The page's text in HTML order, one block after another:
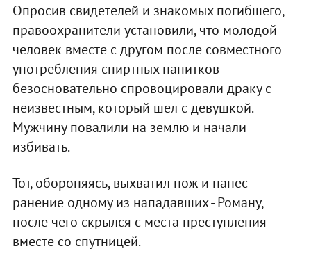
Опросив свидетелей и знакомых погибшего,
правоохранители установили, что молодой
человек вместе с другом после совместного
употребления спиртных напитков
безосновательно спровоцировали драку с
неизвестным, который шел с девушкой.
Мужчину повалили на землю и начали
избивать.
Тот, обороняясь, выхватил нож и нанес
ранение одному из нападавших - Роману,
после чего скрылся с места преступления
вместе со спутницей.